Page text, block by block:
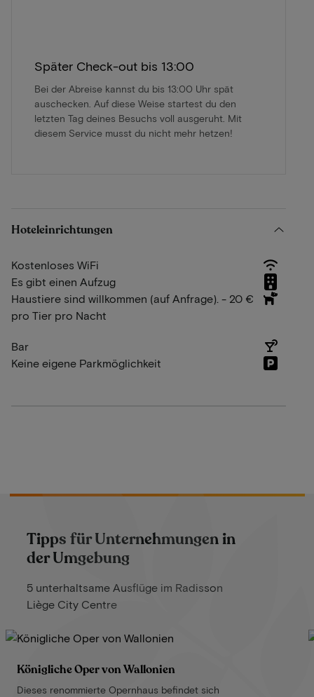
Später Check-out bis 13:00
Bei der Abreise kannst du bis 13:00 Uhr spät
auschecken. Auf diese Weise startest du den
letzten Tag deines Besuchs voll ausgeruht. Mit
diesem Service musst du nicht mehr hetzen!
Hoteleinrichtungen
Kostenloses WiFi
Es gibt einen Aufzug
Haustiere sind willkommen (auf Anfrage). - 20 €
pro Tier pro Nacht
Bar
Keine eigene Parkmöglichkeit
Tipps für Unternehmungen in
der Umgebung
5 unterhaltsame Ausflüge im Radisson
Liège City Centre
Königliche Oper von Wallonien
Dieses renommierte Opernhaus befindet sich